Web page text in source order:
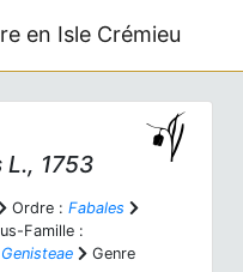
en Isle Crémieu
L., 1753
Ordre : Fabales
Famille :
Genisteae
Genre